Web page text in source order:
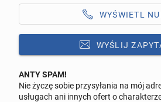
WYŚWIETL
WYŚLIJ
Odpowiedz na ofertę tego
ANTY SPAM!
Nie życzę sobie przysyłania na mój
usługach ani innych ofert o